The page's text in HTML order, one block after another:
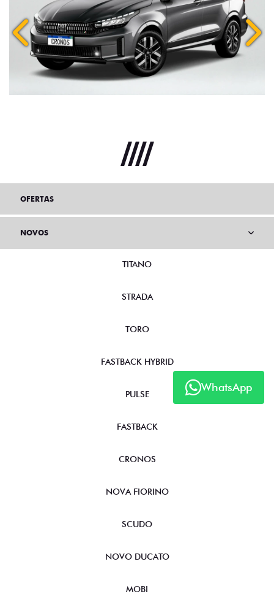
Anterior
WhatsApp
OFERTAS
NOVOS
TITANO
STRADA
TORO
FASTBACK HYBRID
PULSE
FASTBACK
CRONOS
NOVA FIORINO
SCUDO
NOVO DUCATO
MOBI